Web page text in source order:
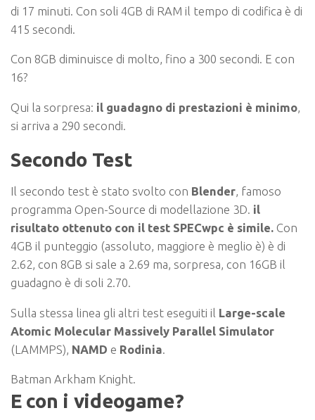
di 17 minuti. Con soli 4GB di RAM il tempo di codifica è di
415 secondi.
Con 8GB diminuisce di molto, fino a 300 secondi. E con
16?
Qui la sorpresa: il guadagno di prestazioni è minimo,
si arriva a 290 secondi.
Secondo Test
Il secondo test è stato svolto con Blender, famoso
programma Open-Source di modellazione 3D. il
risultato ottenuto con il test SPECwpc è simile. Con
4GB il punteggio (assoluto, maggiore è meglio è) è di
2.62, con 8GB si sale a 2.69 ma, sorpresa, con 16GB il
guadagno è di soli 2.70.
Sulla stessa linea gli altri test eseguiti il Large-scale
Atomic Molecular Massively Parallel Simulator
(LAMMPS), NAMD e Rodinia
Batman Arkham Knight.
E con i videogame?